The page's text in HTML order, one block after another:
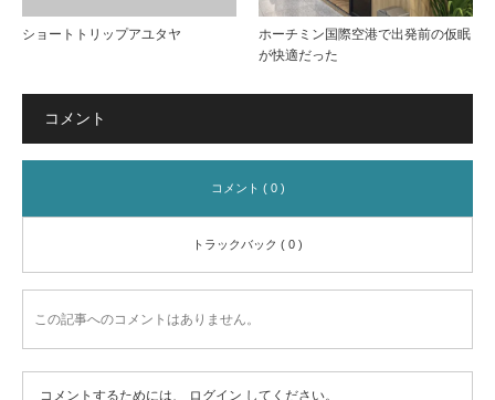
ショートトリップアユタヤ
ホーチミン国際空港で出発前の仮眠
が快適だった
コメント
コメント ( 0 )
トラックバック ( 0 )
この記事へのコメントはありません。
コメントするためには、 ログイン してください。